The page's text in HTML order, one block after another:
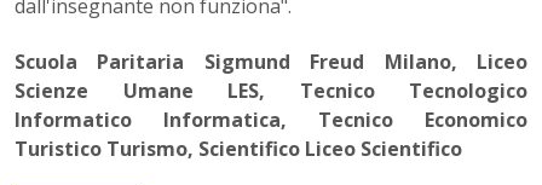
dall'insegnante non funziona".
Scuola Paritaria Sigmund Freud Milano, Liceo
Scienze Umane LES, Tecnico Tecnologico
Informatico Informatica, Tecnico Economico
Turistico Turismo, Scientifico Liceo Scientifico